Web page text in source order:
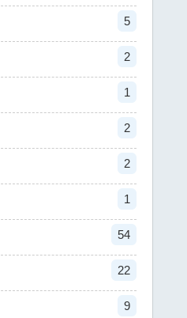
5
2
1
2
2
1
54
22
9